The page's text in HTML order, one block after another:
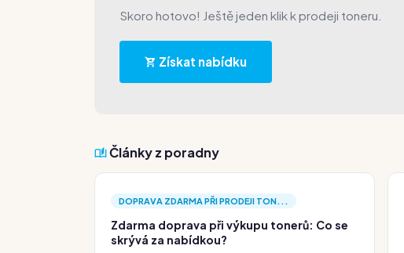
Skoro hotovo! Ještě jeden klik k prodeji toneru.
Získat nabídku
Články z poradny
DOPRAVA ZDARMA PŘI PRODEJI TON...
Zdarma doprava při výkupu tonerů: Co se
skrývá za nabídkou?